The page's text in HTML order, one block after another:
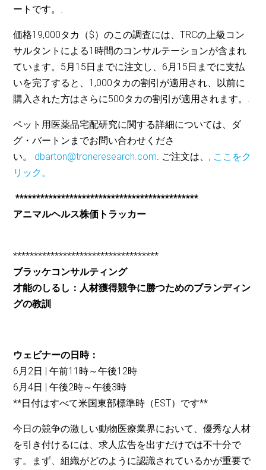
ートです。.
価格19,000タカ（$）のこの調査には、TRCの上級コン
サルタントによる1時間のコンサルテーションが含まれ
ています。5月15日までに注文し、6月15日までに支払
いを完了すると、1,000タカの割引が適用され、以前に
購入された方はさらに500タカの割引が適用されます。.
ペット用医薬品宅配研究に関する詳細については、ダ
グ・バートンまでお問い合わせくださ
い。 dbarton@troneresearch.com. ご注文は、, ここをク
リック。
********************************************
アニマルヘルス株価トラッカー
***********************************
ブラッケコンサルティング
才能のしるし：人材獲得競争に勝つためのブランディン
グの教訓
ウェビナーの日時：
6月2日 | 午前11時～午後12時
6月4日 | 午後2時～午後3時
**日付はすべて米国東部標準時（EST）です**
今日の競争の激しい動物医療業界において、優秀な人材
を引き付けるには、求人広告を出すだけでは不十分で
す。まず、組織がどのように認識されているかが重要で